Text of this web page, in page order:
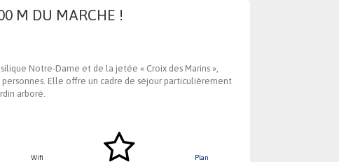
M DU MARCHE !
Notre-Dame et de la jetée « Croix des Marins »,
Elle offre un cadre de séjour particulièrement
arboré.
Wifi
Plan